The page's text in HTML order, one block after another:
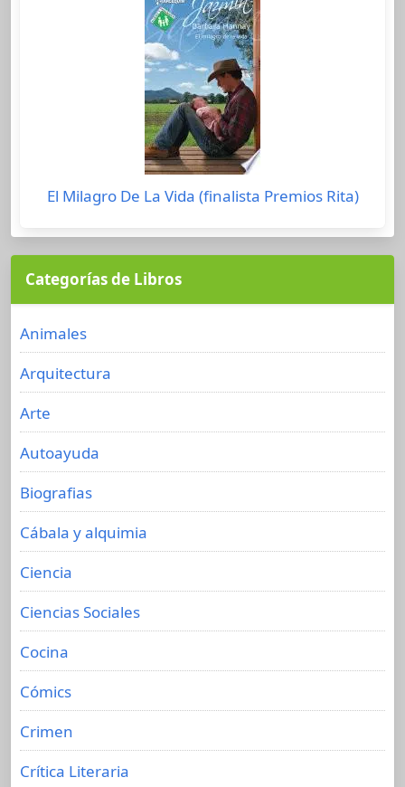
El Milagro De La Vida (finalista Premios Rita)
Categorías de Libros
Animales
Arquitectura
Arte
Autoayuda
Biografias
Cábala y alquimia
Ciencia
Ciencias Sociales
Cocina
Cómics
Crimen
Crítica Literaria